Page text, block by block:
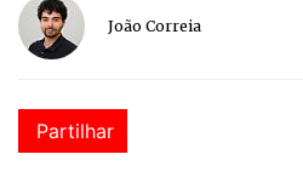
João Correia
Partilhar